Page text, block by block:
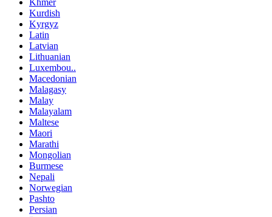
Khmer
Kurdish
Kyrgyz
Latin
Latvian
Lithuanian
Luxembou..
Macedonian
Malagasy
Malay
Malayalam
Maltese
Maori
Marathi
Mongolian
Burmese
Nepali
Norwegian
Pashto
Persian